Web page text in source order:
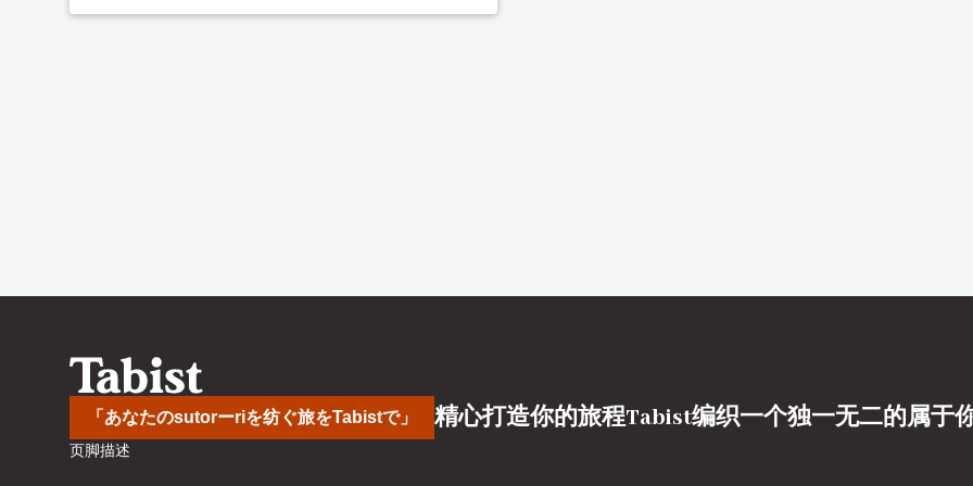
「あなたのsutorーriを纺ぐ旅をTabistで」 精心打造你的旅程Tabist编织一个独一无二的属于
页脚描述